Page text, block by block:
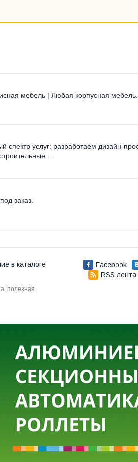
мебель | Любая корпусная мебель.
услуг: разработаем дизайн-
…
заказ.
в каталоге
полезная
Facebook
RSS лента